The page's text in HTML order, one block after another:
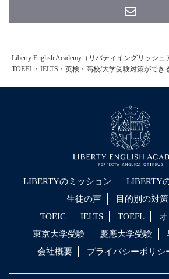
Liberty English Academy（リバティイングリッシュ
TOEFL・IELTS・英検・高校/大学受験対策ができ
LIBERTYのミッション LIBERTY
生徒の声
目的別の対
TOEIC
IELTS TOEFL
東京大学受験
慶應大学受験
会社概要
プライバシーポリシ